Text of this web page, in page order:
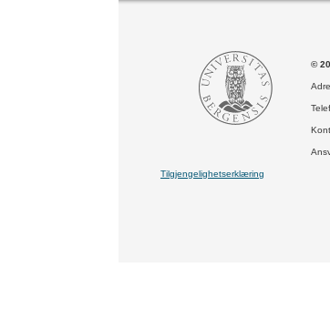
©
Tilgjengelighetserklæring